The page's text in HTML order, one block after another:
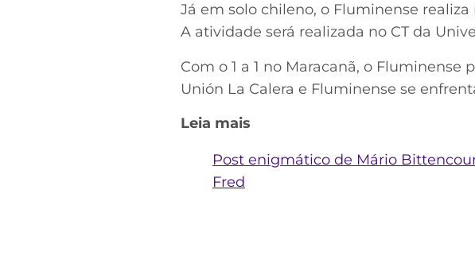
Já em solo chileno, o Fluminense
A atividade será realizada no CT da
Com o 1 a 1 no Maracanã, o
Unión La Calera e Fluminense se
Leia mais
Post enigmático de Mário
Fred